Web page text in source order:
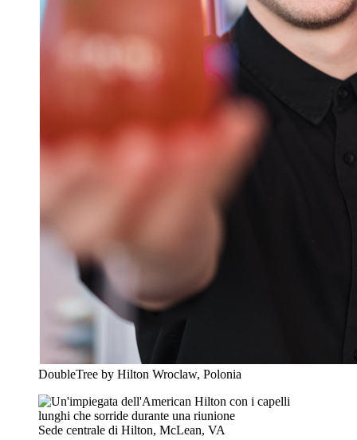
DoubleTree by Hilton Wroclaw, Polonia
Sede centrale di Hilton, McLean, VA